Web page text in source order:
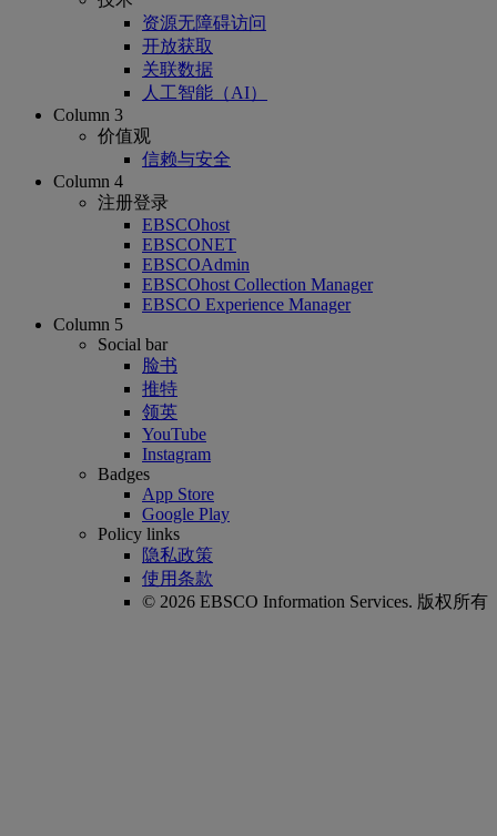
资源无障碍访问
开放获取
关联数据
人工智能（AI）
Column 3
价值观
信赖与安全
Column 4
注册登录
EBSCOhost
EBSCONET
EBSCOAdmin
EBSCOhost Collection Manager
EBSCO Experience Manager
Column 5
Social bar
脸书
推特
领英
YouTube
Instagram
Badges
App Store
Google Play
Policy links
隐私政策
使用条款
© 2026 EBSCO Information Services. 版权所有